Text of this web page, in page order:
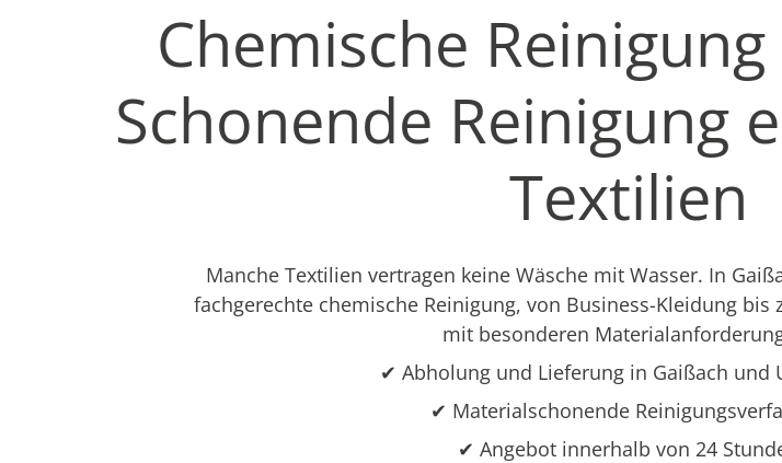
Chemische
Schonende Reinigung
Textilien
Manche Textilien vertragen keine Wäsche mit Wasser. In
fachgerechte chemische Reinigung, von Business-Kleidung
mit besonderen
✔ Abholung und Lieferung in Gaißach und
✔ Materialschonende
✔ Angebot innerhalb von 24